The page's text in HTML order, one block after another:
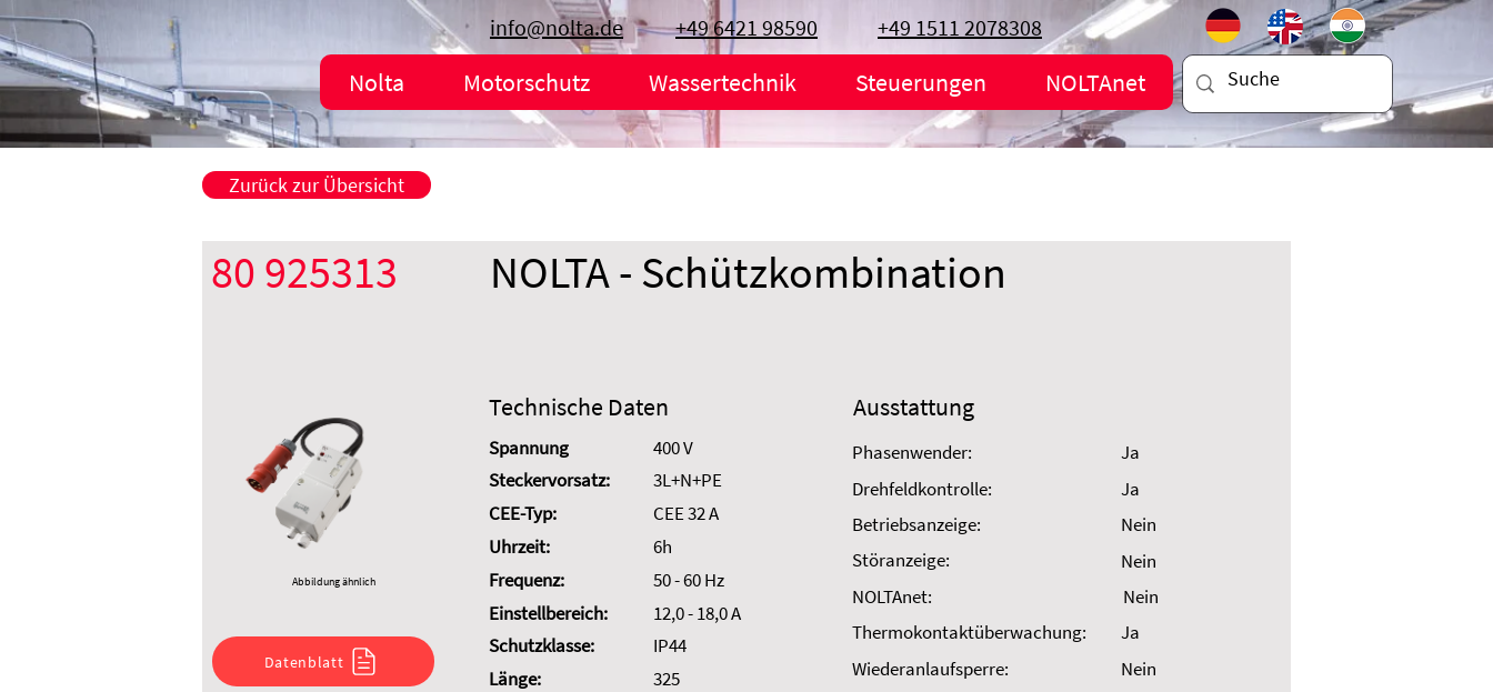
Nolta Motorschutz Wassertechnik Steuerungen NOLTAnet
info@nolta.de +49 6421 98590 +49 1511 2078308
Zurück zur Übersicht
80 925313 NOLTA - Schützkombination
Abbildung ähnlich
Datenblatt
Technische Daten
Spannung
Steckervorsatz:
CEE-Typ:
Uhrzeit:
Frequenz:
Einstellbereich:
Schutzklasse:
Länge:
400 V
3L+N+PE
CEE 32 A
6h
50 - 60 Hz
12,0 - 18,0 A
IP44
325
Ausstattung
Phasenwender:
Drehfeldkontrolle:
Betriebsanzeige:
Störanzeige:
NOLTAnet:
Thermokontaktüberwachung:
Wiederanlaufsperre:
Ja
Ja
Nein
Nein
Nein
Ja
Nein